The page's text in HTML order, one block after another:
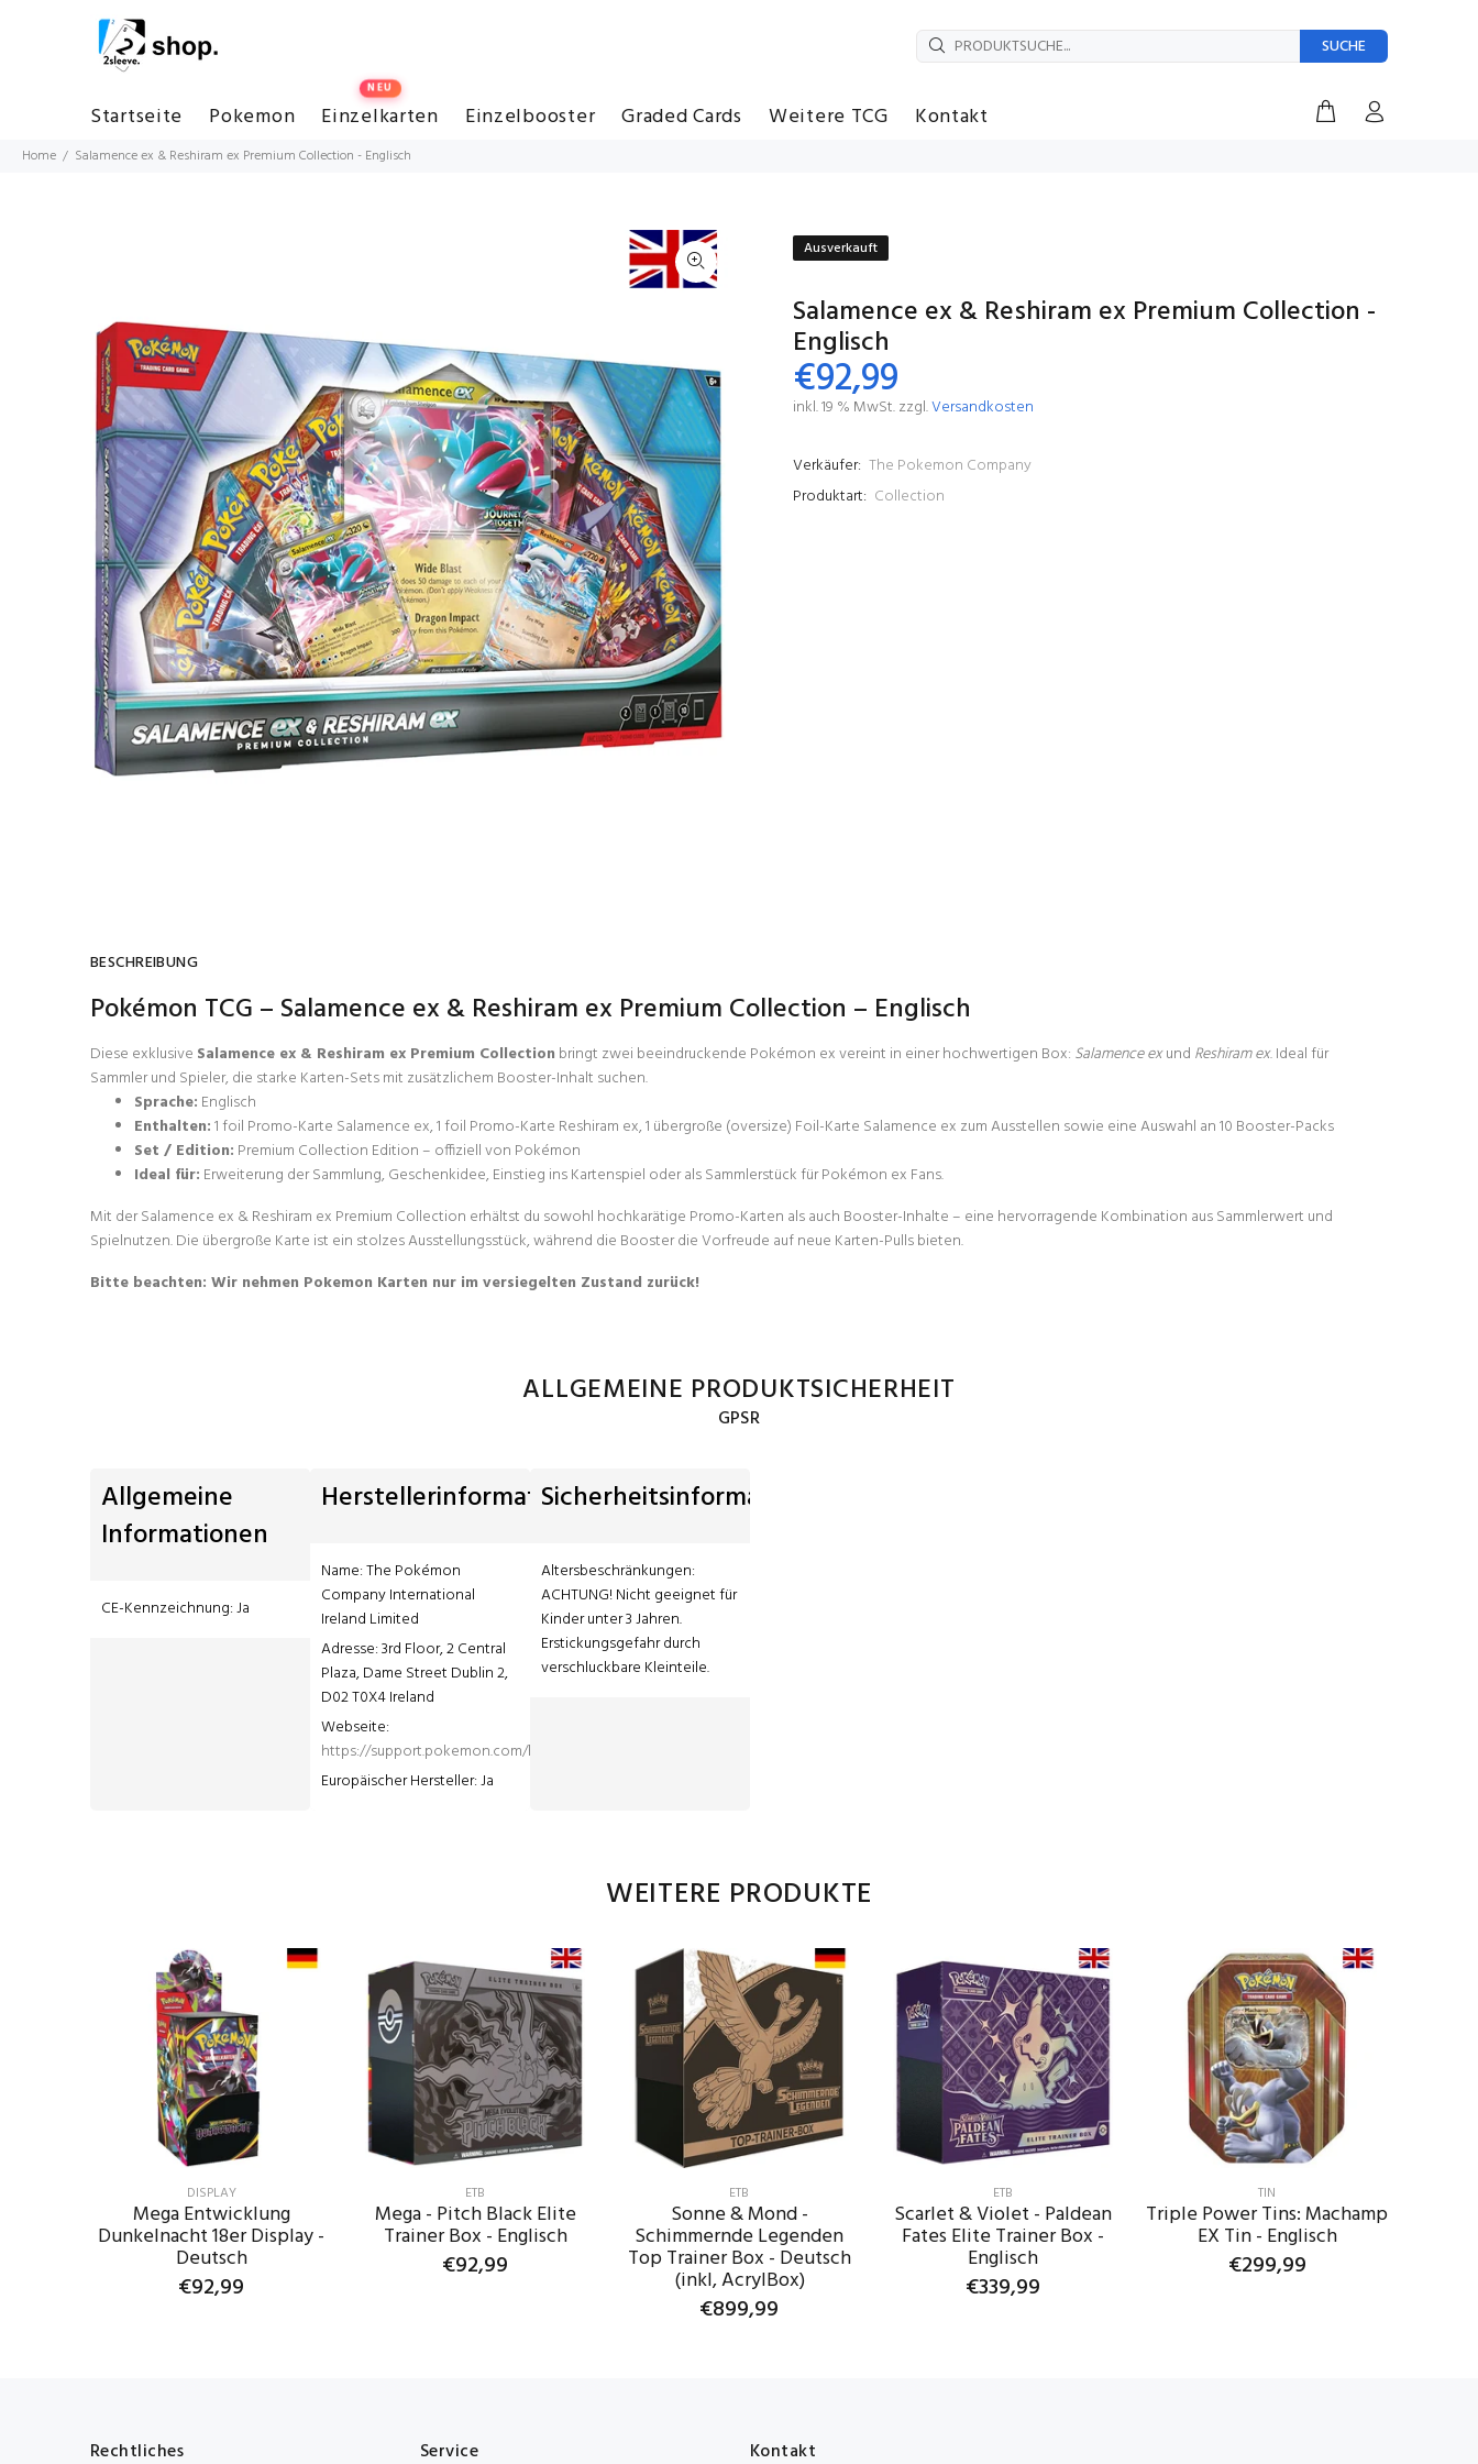
SUCHE
Startseite Pokemon Einzelkarten Einzelbooster Graded Cards Weitere TCG Kontakt
Home Salamence ex & Reshiram ex Premium Collection - Englisch
Ausverkauft
Salamence ex & Reshiram ex Premium Collection -
Englisch
€92,99
inkl. 19 % MwSt. zzgl.Versandkosten
Verkäufer: The Pokemon Company
Produktart: Collection
BESCHREIBUNG
Pokémon TCG – Salamence ex & Reshiram ex Premium Collection – Englisch
Diese exklusive Salamence ex & Reshiram ex Premium Collection bringt zwei beeindruckende Pokémon ex vereint in einer hochwertigen Box: Salamence exund Reshiram ex. Ideal für
Sammler und Spieler, die starke Karten-Sets mit zusätzlichem Booster-Inhalt suchen.
Sprache: Englisch
Enthalten:1 foil Promo-Karte Salamence ex, 1 foil Promo-Karte Reshiram ex, 1 übergroße (oversize) Foil-Karte Salamence ex zum Ausstellen sowie eine Auswahl an 10 Booster-Packs
Set / Edition: Premium Collection Edition – offiziell von Pokémon
Ideal für: Erweiterung der Sammlung, Geschenkidee, Einstieg ins Kartenspiel oder als Sammlerstück für Pokémon ex Fans.
Mit der Salamence ex & Reshiram ex Premium Collection erhältst du sowohl hochkarätige Promo-Karten als auch Booster-Inhalte – eine hervorragende Kombination aus Sammlerwert und
Spielnutzen. Die übergroße Karte ist ein stolzes Ausstellungsstück, während die Booster die Vorfreude auf neue Karten-Pulls bieten.
Bitte beachten: Wir nehmen Pokemon Karten nur im versiegelten Zustand zurück!
ALLGEMEINE PRODUKTSICHERHEIT
GPSR
Allgemeine
Informationen
CE-Kennzeichnung: Ja
Herstellerinformationen
Name: The Pokémon
Company International
Ireland Limited
Adresse: 3rd Floor, 2 Central
Plaza, Dame Street Dublin 2,
D02 T0X4 Ireland
https://support.pokemon.com/hc/de
Europäischer Hersteller: Ja
Sicherheitsinformationen
Altersbeschränkungen:
ACHTUNG! Nicht geeignet für
Kinder unter 3 Jahren.
Erstickungsgefahr durch
verschluckbare Kleinteile.
WEITERE PRODUKTE
DISPLAY
Mega Entwicklung
Dunkelnacht 18er Display -
Deutsch
€92,99
ETB
Mega - Pitch Black Elite
Trainer Box - Englisch
€92,99
ETB
Sonne & Mond -
Schimmernde Legenden
Top Trainer Box - Deutsch
(inkl, AcrylBox)
€899,99
ETB
Scarlet & Violet - Paldean
Fates Elite Trainer Box -
Englisch
€339,99
TIN
Triple Power Tins: Machamp
EX Tin - Englisch
€299,99
Rechtliches Service Kontakt